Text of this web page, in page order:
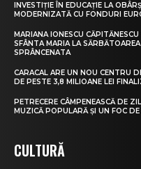
INVESTIȚIE ÎN EDUCAȚIE LA
MODERNIZATĂ CU FONDURI
MARIANA IONESCU
SFÂNTA MARIA LA
SPRÂNCENATA
CARACAL ARE UN NOU CENTRU
DE PESTE 3,8 MILIOANE LEI
PETRECERE CÂMPENEASCĂ DE
MUZICĂ POPULARĂ ȘI UN FOC
CULTURĂ